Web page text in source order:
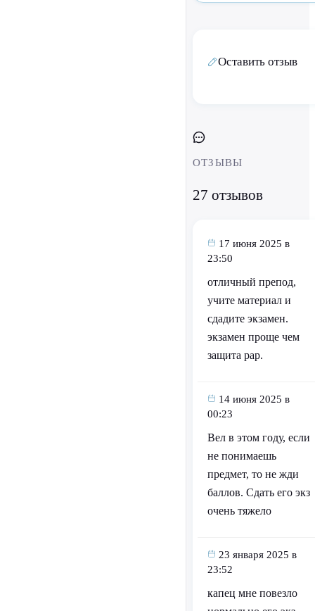
Оставить отзыв
ОТЗЫВЫ
27 отзывов
17 июня 2025 в
23:50
отличный препод,
учите материал и
сдадите экзамен.
экзамен проще чем
защита рар.
14 июня 2025 в
00:23
Вел в этом году, если
не понимаешь
предмет, то не жди
баллов. Сдать его экз
очень тяжело
23 января 2025 в
23:52
капец мне повезло